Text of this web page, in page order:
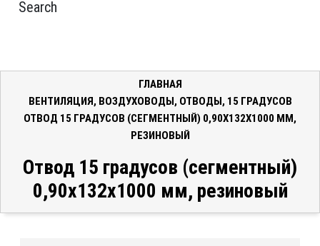
Search
ГЛАВНАЯ
ВЕНТИЛЯЦИЯ, ВОЗДУХОВОДЫ, ОТВОДЫ, 15 ГРАДУСОВ
ОТВОД 15 ГРАДУСОВ (СЕГМЕНТНЫЙ) 0,90X132X1000 ММ,
РЕЗИНОВЫЙ
Отвод 15 градусов (сегментный)
0,90x132x1000 мм, резиновый